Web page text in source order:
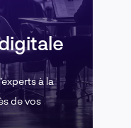
à la
de vos